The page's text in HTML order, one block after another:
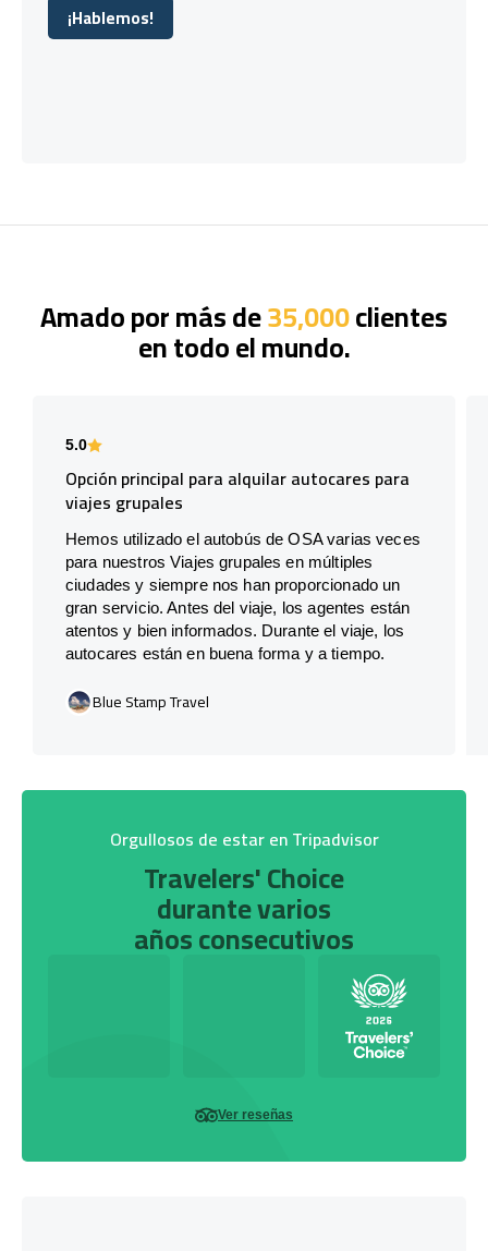
¡Hablemos!
¡Hablemos!
Amado por más de35,000clientes
en todo el mundo.
5.0
Opción principal para alquilar autocares para
viajes grupales
Hemos utilizado el autobús de OSA varias veces
para nuestros Viajes grupales en múltiples
ciudades y siempre nos han proporcionado un
gran servicio. Antes del viaje, los agentes están
atentos y bien informados. Durante el viaje, los
autocares están en buena forma y a tiempo.
Blue Stamp Travel
Orgullosos de estar en Tripadvisor
Travelers' Choice
durante varios
años consecutivos
Ver reseñas